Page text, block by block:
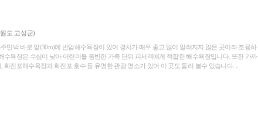
도 고성군)
민박 바로 앞(30m)에 반암해수욕장이 있어 경치가 매우 좋고 많이 알려지지 않은 곳이라 조용하
수욕장은 수심이 낮아 어린이들 동반한 가족 단위 피서객에게 적합한 해수욕장입니다. 또한 가까
화진포해수욕장과 화진포 호수 등 유명한 관광 명소가 있어 이 곳도 들러 볼수 있습니다. ..